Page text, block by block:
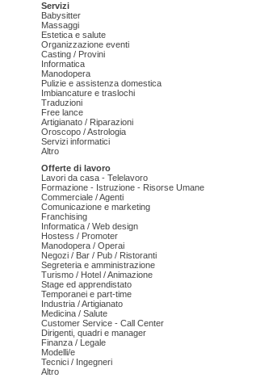
Servizi
Babysitter
Massaggi
Estetica e salute
Organizzazione eventi
Casting / Provini
Informatica
Manodopera
Pulizie e assistenza domestica
Imbiancature e traslochi
Traduzioni
Free lance
Artigianato / Riparazioni
Oroscopo / Astrologia
Servizi informatici
Altro
Offerte di lavoro
Lavori da casa - Telelavoro
Formazione - Istruzione - Risorse Umane
Commerciale / Agenti
Comunicazione e marketing
Franchising
Informatica / Web design
Hostess / Promoter
Manodopera / Operai
Negozi / Bar / Pub / Ristoranti
Segreteria e amministrazione
Turismo / Hotel / Animazione
Stage ed apprendistato
Temporanei e part-time
Industria / Artigianato
Medicina / Salute
Customer Service - Call Center
Dirigenti, quadri e manager
Finanza / Legale
Modelli/e
Tecnici / Ingegneri
Altro